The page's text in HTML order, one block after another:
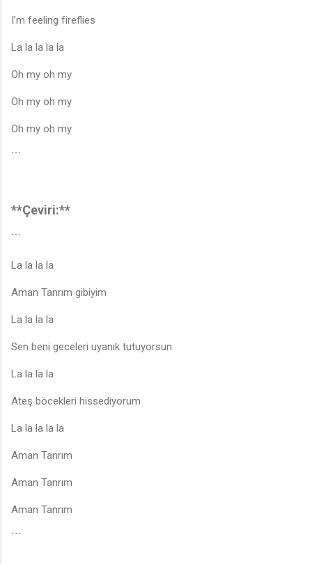
I’m feeling fireflies
La la la la la
Oh my oh my
Oh my oh my
Oh my oh my
```
**Çeviri:**
```
La la la la
Aman Tanrım gibiyim
La la la la
Sen beni geceleri uyanık tutuyorsun
La la la la
Ateş böcekleri hissediyorum
La la la la la
Aman Tanrım
Aman Tanrım
Aman Tanrım
```